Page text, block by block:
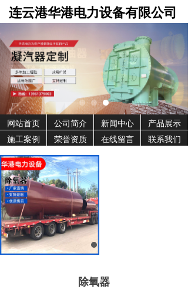
连云港华港电力设备有限公司
网站首页 公司简介 新闻中心
产品展示
施工案例
荣誉资质 在线留言 联系我们
除氧器